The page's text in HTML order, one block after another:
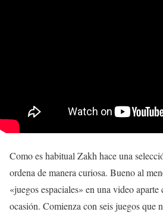
Como es habitual Zakh hace una
ordena de manera curiosa. Bueno al
«juegos espaciales» en una video
ocasión. Comienza con seis juegos que